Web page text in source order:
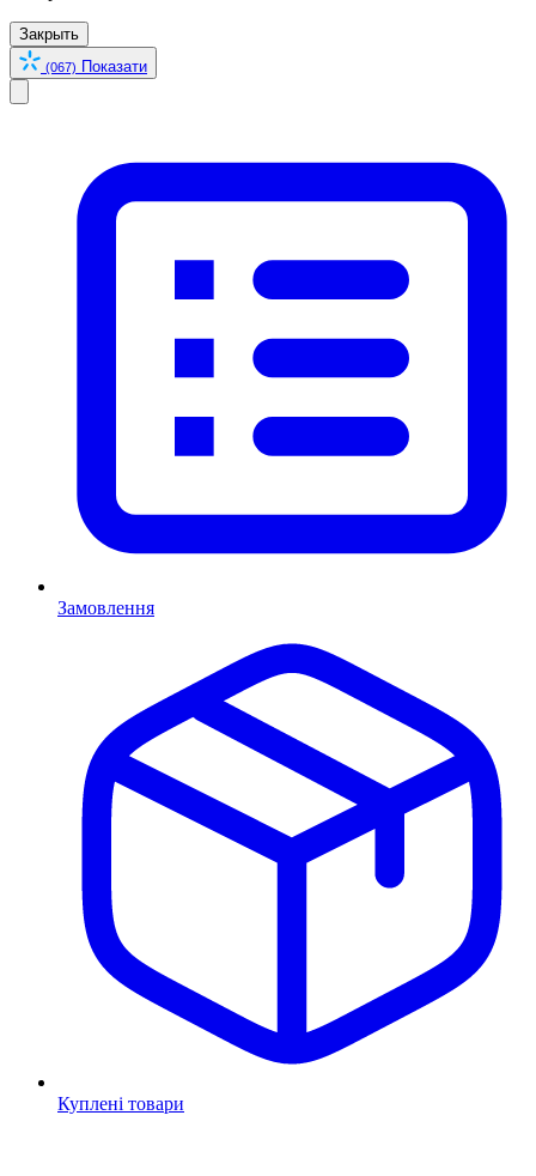
Закрыть
(067) Показати
Замовлення
Куплені товари